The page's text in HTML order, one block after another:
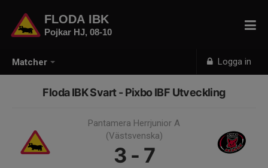
Matcher Logga in
FLODA IBK
Pojkar HJ, 08-10
Floda IBK Svart - Pixbo IBF Utveckling
Pantamera Herrjunior A
(Västsvenska)
3 - 7